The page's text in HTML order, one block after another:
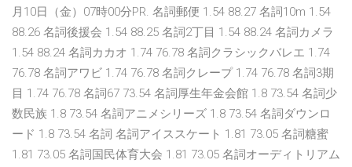
月10日（金）07時00分PR. 名詞郵便 1.54 88.27 名詞10m 1.54
88.26 名詞後援会 1.54 88.25 名詞2丁目 1.54 88.24 名詞カメラ
1.54 88.24 名詞カカオ 1.74 76.78 名詞クラシックバレエ 1.74
76.78 名詞アワビ 1.74 76.78 名詞クレープ 1.74 76.78 名詞3期
目 1.74 76.78 名詞67 73.54 名詞厚生年金会館 1.8 73.54 名詞少
数民族 1.8 73.54 名詞アニメシリーズ 1.8 73.54 名詞ダウンロ
ード 1.8 73.54 名詞 名詞アイススケート 1.81 73.05 名詞糖蜜
1.81 73.05 名詞国民体育大会 1.81 73.05 名詞オーディトリアム